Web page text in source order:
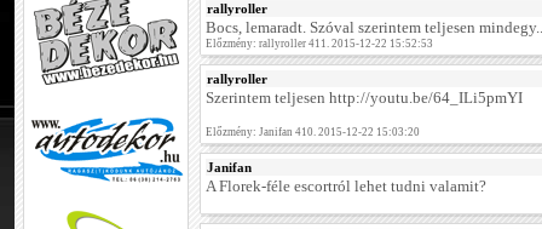
rallyroller
Bocs, lemaradt. Szóval szerintem teljesen
Előzmény: rallyroller 411. 2015-12-22 15:52:53
rallyroller
Szerintem teljesen http://youtu.be/64_ILi5pmYI
Előzmény: Janifan 410. 2015-12-22 15:03:20
Janifan
A Florek-féle escortról lehet tudni valamit?